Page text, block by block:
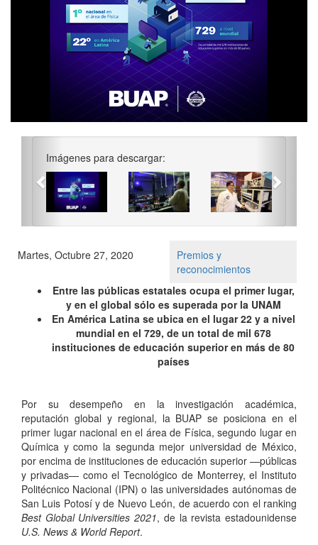
Imágenes para descargar:
Martes, Octubre 27, 2020
Premios y
reconocimientos
Entre las públicas estatales ocupa el primer lugar,
y en el global sólo es superada por la UNAM
En América Latina se ubica en el lugar 22 y a nivel
mundial en el 729, de un total de mil 678
instituciones de educación superior en más de 80
países
Por su desempeño en la investigación académica,
reputación global y regional, la BUAP se posiciona en el
primer lugar nacional en el área de Física, segundo lugar en
Química y como la segunda mejor universidad de México,
por encima de instituciones de educación superior —públicas
y privadas— como el Tecnológico de Monterrey, el Instituto
Politécnico Nacional (IPN) o las universidades autónomas de
San Luis Potosí y de Nuevo León, de acuerdo con el ranking
Best Global Universities 2021, de la revista estadounidense
U.S. News & World Report.